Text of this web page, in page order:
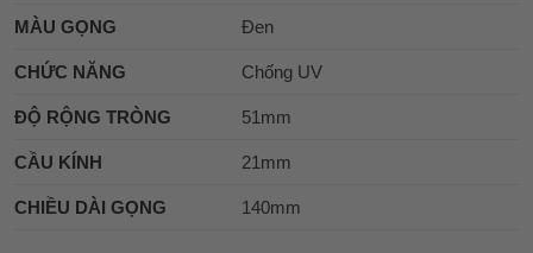
MÀU GỌNG Đen
CHỨC NĂNG Chống UV
ĐỘ RỘNG TRÒNG 51mm
CẦU KÍNH 21mm
CHIỀU DÀI GỌNG 140mm